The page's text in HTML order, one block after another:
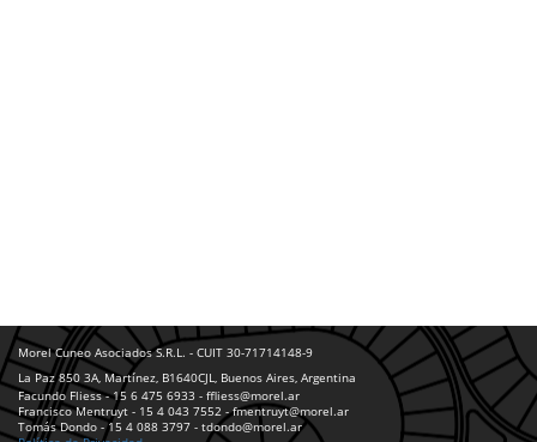
Morel Cuneo Asociados S.R.L. - CUIT 30-71714148-9
La Paz 850 3A, Martínez, B1640CJL, Buenos Aires, Argentina
Facundo Fliess - 15 6 475 6933 - ffliess@morel.ar
Francisco Mentruyt - 15 4 043 7552 - fmentruyt@morel.ar
Tomás Dondo - 15 4 088 3797 - tdondo@morel.ar